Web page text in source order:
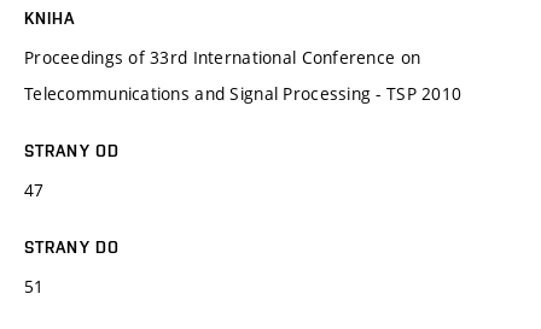
KNIHA
Proceedings of 33rd International Conference on
Telecommunications and Signal Processing - TSP 2010
STRANY OD
47
STRANY DO
51